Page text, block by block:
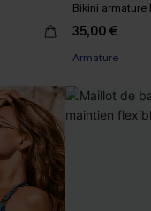
Bikini armature
35,00 €
Armature